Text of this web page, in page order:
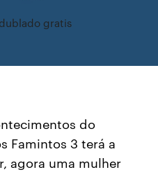
gratis
do
Famintos 3 terá a
agora uma mulher